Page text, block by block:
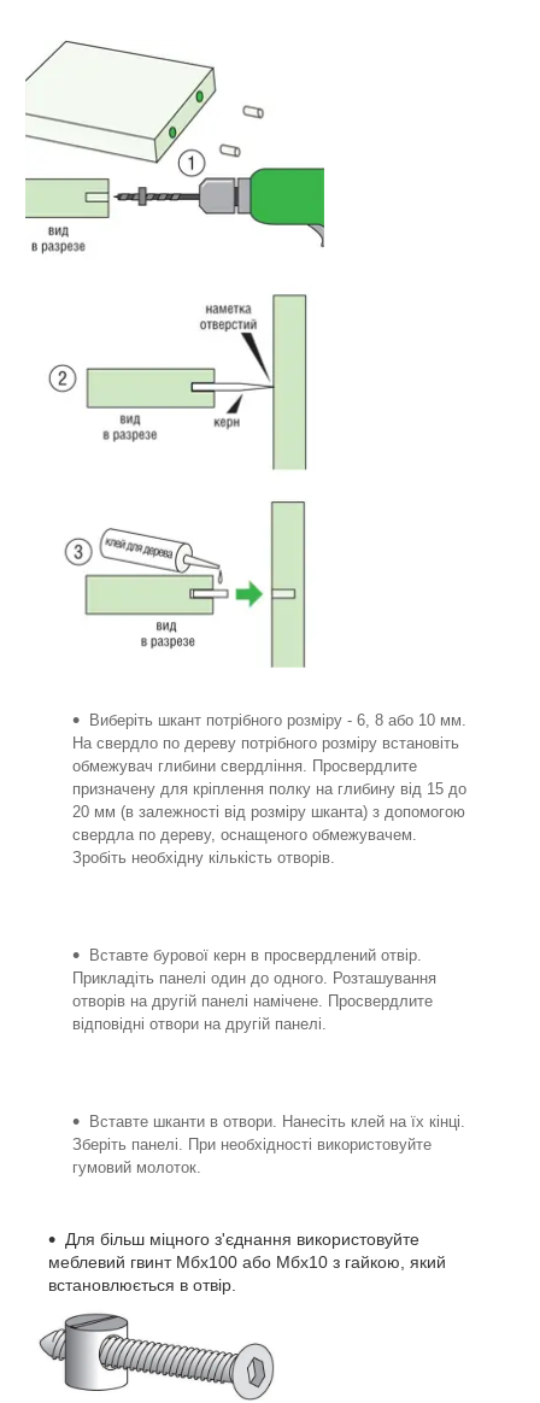
Виберіть шкант потрібного розміру - 6, 8 або 10 мм.
На свердло по дереву потрібного розміру встановіть
обмежувач глибини свердління. Просвердлите
призначену для кріплення полку на глибину від 15 до
20 мм (в залежності від розміру шканта) з допомогою
свердла по дереву, оснащеного обмежувачем.
Зробіть необхідну кількість отворів.
Вставте бурової керн в просвердлений отвір.
Прикладіть панелі один до одного. Розташування
отворів на другій панелі намічене. Просвердлите
відповідні отвори на другій панелі.
Вставте шканти в отвори. Нанесіть клей на їх кінці.
Зберіть панелі. При необхідності використовуйте
гумовий молоток.
Для більш міцного з'єднання використовуйте
меблевий гвинт Мбх100 або Мбх10 з гайкою, який
встановлюється в отвір.